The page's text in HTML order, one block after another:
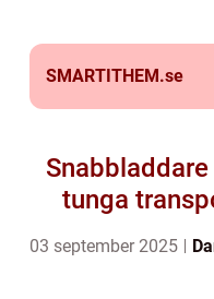
SMARTITHEM.se
tunga
03 september 2025